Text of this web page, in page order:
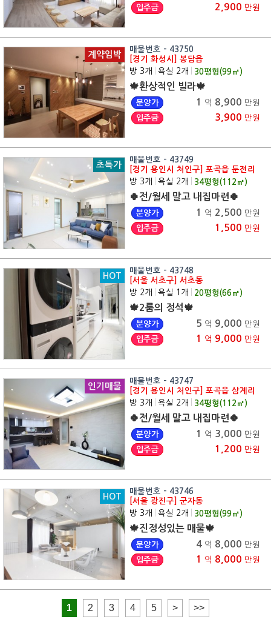
입주금
2,900 만원
계약임박
매물번호 - 43750
[경기 화성시] 봉담읍
방 3개
욕실 2개 30평형(99㎡)
🍁환상적인 빌라🍁
분양가 1 억 8,900 만원
입주금
3,900 만원
초특가
매물번호 - 43749
[경기 용인시 처인구] 포곡읍 둔전리
방 3개
욕실 2개 34평형(112 ㎡)
🍀전/월세 말고 내집마련🍀
분양가 1 억 2,500 만원
입주금
1,500 만원
HOT
매물번호 - 43748
[서울 서초구] 서초동
방 2개
욕실 1개 20평형(66㎡)
🍁2룸의 정석🍁
분양가 5 억 9,000 만원
입주금
1 억 9,000 만원
인기매물
매물번호 - 43747
[경기 용인시 처인구] 포곡읍 삼계리
방 3개
욕실 2개 34평형(112 ㎡)
🍀전/월세 말고 내집마련🍀
분양가 1 억 3,000 만원
입주금
1,200 만원
HOT
매물번호 - 43746
[서울 광진구] 군자동
방 3개
욕실 2개 30평형(99㎡)
🍁진정성있는 매물🍁
분양가 4 억 8,000 만원
입주금
1 억 8,000 만원
1 2 3 4 5 > >>